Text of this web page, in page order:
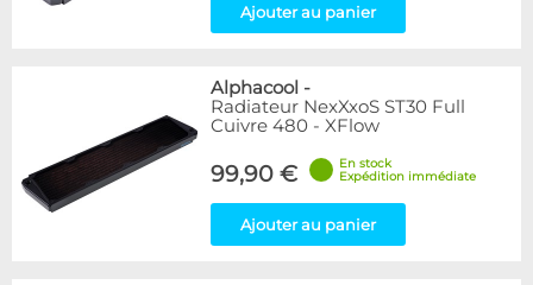
Ajouter au panier
Alphacool -
Radiateur NexXxoS ST30 Full
Cuivre 480 - XFlow
99,90 €
En stock
Expédition immédiate
Ajouter au panier